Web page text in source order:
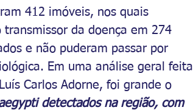
412 imóveis, nos quais
da doença em 274
e não puderam passar por
Em uma análise geral feita
Carlos Adorne, foi grande o
detectados na região, com